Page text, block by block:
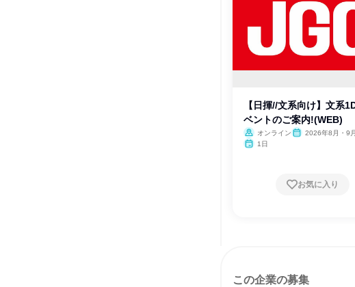
【日揮//文系向け】文系
ベントのご案内!(WEB)
オンライン
2026年8月・9月
1日
お気に入り
この企業の募集